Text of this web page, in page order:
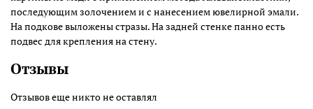
последующим золочением и с нанесением ювелирной эмали.
На подкове выложены стразы. На задней стенке панно есть
подвес для крепления на стену.
Отзывы
Отзывов еще никто не оставлял